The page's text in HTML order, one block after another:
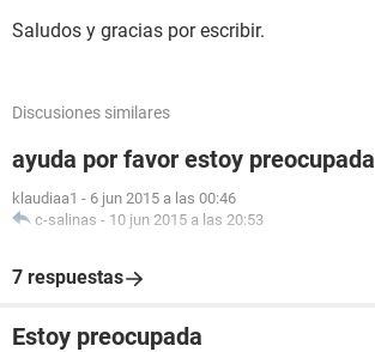
Saludos y gracias por escribir.
Discusiones similares
ayuda por favor estoy preocupada
klaudiaa1 - 6 jun 2015 a las 00:46
c-salinas - 10 jun 2015 a las 20:53
7 respuestas
Estoy preocupada